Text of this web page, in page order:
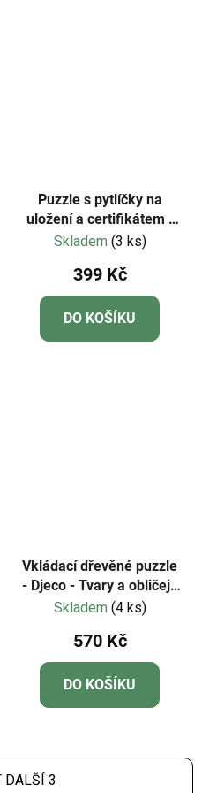
Puzzle s pytlíčky na
uložení a certifikátem -
Mideer - LEVEL 03 -
Skladem (3 ks)
399 Kč
DO KOŠÍKU
Vkládací dřevěné puzzle
- Djeco - Tvary a obličeje
zvířátek
Skladem (4 ks)
570 Kč
DO KOŠÍKU
DALŠÍ 3